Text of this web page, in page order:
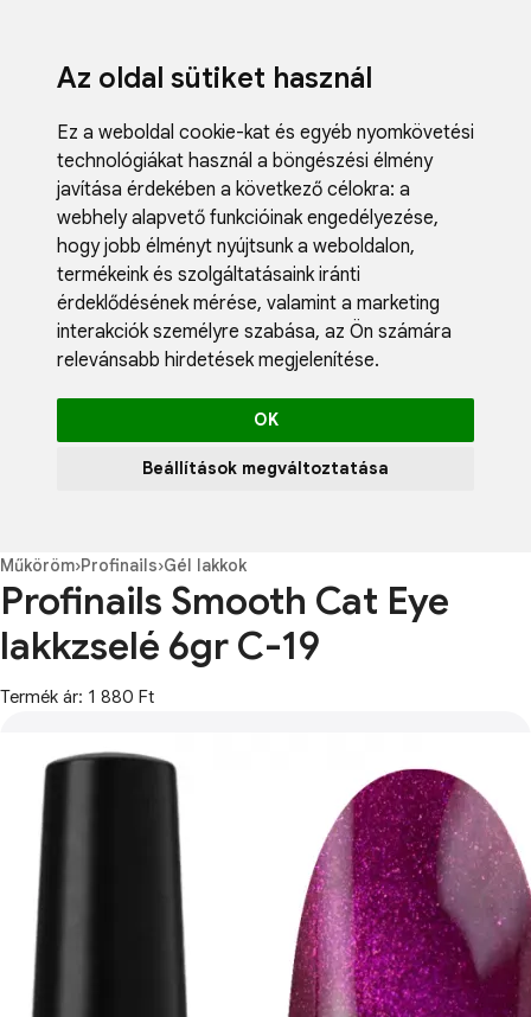
Az oldal sütiket használ
Ez a weboldal cookie-kat és egyéb nyomkövetési
technológiákat használ a böngészési élmény
javítása érdekében a következő célokra: a
webhely alapvető funkcióinak engedélyezése,
hogy jobb élményt nyújtsunk a weboldalon,
termékeink és szolgáltatásaink iránti
érdeklődésének mérése, valamint a marketing
interakciók személyre szabása, az Ön számára
relevánsabb hirdetések megjelenítése.
OK
Beállítások megváltoztatása
Blog
Műköröm›Profinails›Gél lakkok
Profinails Smooth Cat Eye
lakkzselé 6gr C-19
Termék ár: 1 880 Ft